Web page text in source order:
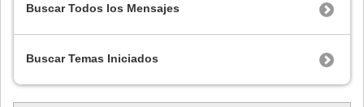
Buscar Todos los Mensajes
Buscar Temas Iniciados